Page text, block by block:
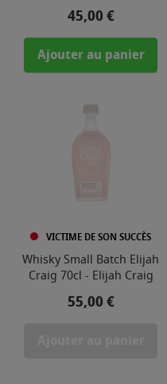
Prix
45,00 €
Ajouter au panier
VICTIME DE SON SUCCÈS
Whisky Small Batch Elijah
Craig 70cl - Elijah Craig
Prix
55,00 €